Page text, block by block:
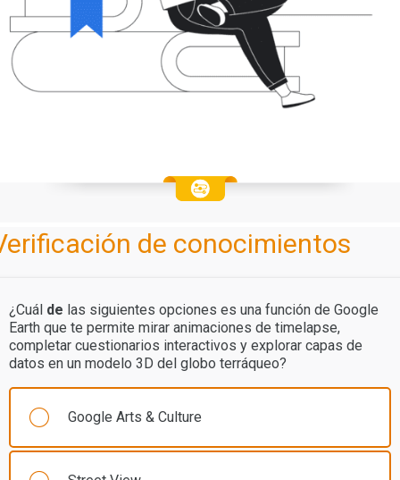
de conocimientos
¿Cuál de las siguientes opciones es una función de Google
Earth que te permite mirar animaciones de timelapse,
completar cuestionarios interactivos y explorar capas de
datos en un modelo 3D del globo terráqueo?
Google Arts & Culture